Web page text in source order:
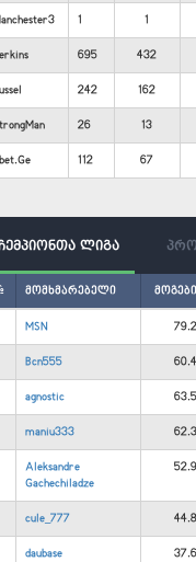
1 1
695 432
242 162
26 13
112 67
ლიგა
მომხმარებელი
MSN 79.2
Bcn555 60.4
agnostic 63.5
maniu333 62.3
Aleksandre
Gachechiladze
52.9
cule_777 44.8
daubase 37.6